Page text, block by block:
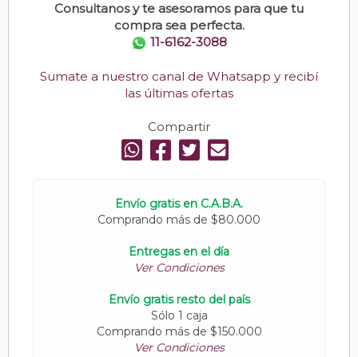
Consultanos y te asesoramos para que tu
compra sea perfecta.
11-6162-3088
Sumate a nuestro canal de Whatsapp y recibí
las últimas ofertas
Compartir
Envío gratis en C.A.B.A.
Comprando más de $80.000
Entregas en el día
Ver Condiciones
Envío gratis resto del país
Sólo 1 caja
Comprando más de $150.000
Ver Condiciones